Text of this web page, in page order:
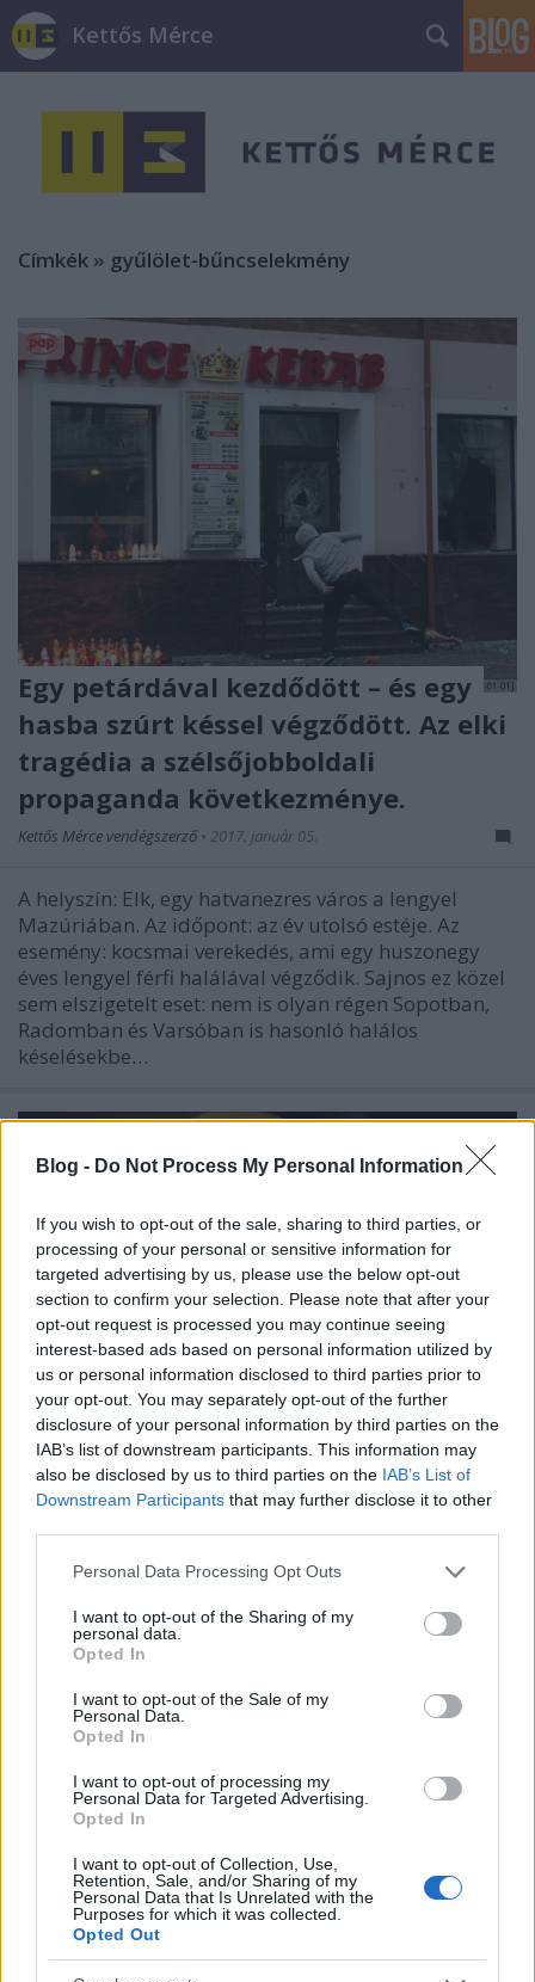
Blog - Do Not Process My Personal Information
If you wish to opt-out of the sale, sharing to third parties, or
processing of your personal or sensitive information for
targeted advertising by us, please use the below opt-out
section to confirm your selection. Please note that after your
opt-out request is processed you may continue seeing
interest-based ads based on personal information utilized by
us or personal information disclosed to third parties prior to
your opt-out. You may separately opt-out of the further
disclosure of your personal information by third parties on the
IAB’s list of downstream participants. This information may
also be disclosed by us to third parties on the IAB’s List of
Downstream Participants that may further disclose it to other
Please note that this website/app uses one or more Google
not limited to your visit or usage behaviour. You may click to
grant or deny consent to Google and its third-party tags to
use your data for below specified purposes in below Google
consent section.
Personal Data Processing Opt Outs
I want to opt-out of the Sharing of my
personal data.
Opted In
I want to opt-out of the Sale of my
Personal Data.
Opted In
I want to opt-out of processing my
Personal Data for Targeted Advertising.
Opted In
I want to opt-out of Collection, Use,
Retention, Sale, and/or Sharing of my
Personal Data that Is Unrelated with the
Purposes for which it was collected.
Opted Out
Kettős Mérce
Címkék » gyűlölet-bűncselekmény
Egy petárdával kezdődött – és egy
hasba szúrt késsel végződött. Az elki
tragédia a szélsőjobboldali
propaganda következménye.
Kettős Mérce vendégszerző • 2017. január 05.
A helyszín: Elk, egy hatvanezres város a lengyel
Mazúriában. Az időpont: az év utolsó estéje. Az
esemény: kocsmai verekedés, ami egy huszonegy
éves lengyel férfi halálával végződik. Sajnos ez közel
sem elszigetelt eset: nem is olyan régen Sopotban,
Radomban és Varsóban is hasonló halálos
késelésekbe…
„Örülhetsz, hogy nem lőlek le” -
elszabadultak az indulatok az USA-
„Húzz vissza oda, ahonnan jöttél”, „örülhetsz, hogy
Trump az amerikai elnökválasztáson, hívei pedig
máris mindenre és bármire feljogosítva érzik